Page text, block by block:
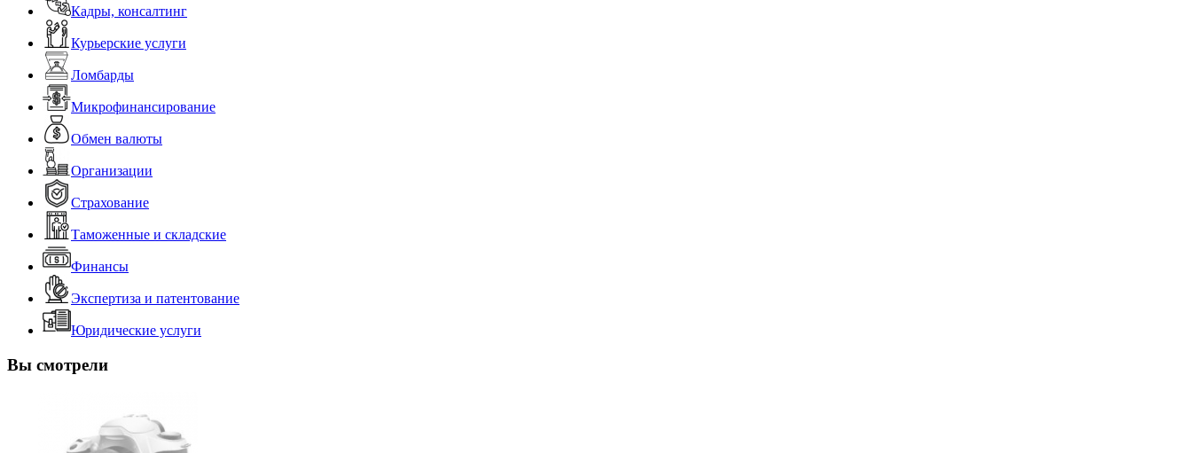
Кадры, консалтинг
Курьерские услуги
Ломбарды
Микрофинансирование
Обмен валюты
Организации
Страхование
Таможенные и складские
Финансы
Экспертиза и патентование
Юридические услуги
Вы смотрели